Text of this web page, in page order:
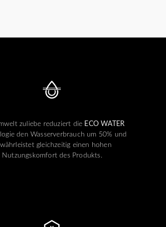
zuliebe reduziert die ECO WATER
den Wasserverbrauch um 50% und
gleichzeitig einen hohen
Nutzungskomfort des Produkts.